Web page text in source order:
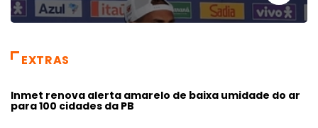
EXTRAS
Inmet renova alerta amarelo de baixa umidade do ar
para 100 cidades da PB